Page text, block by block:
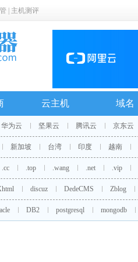
主机测评
云主机 域名
华为云 坚果云 腾讯云 京东云
新加坡 台湾 印度 越南
.cc .top .wang .net .vip
discuz DedeCMS Zblog
DB2 postgresql mongodb